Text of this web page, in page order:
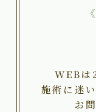
WEBは
施術に迷
お